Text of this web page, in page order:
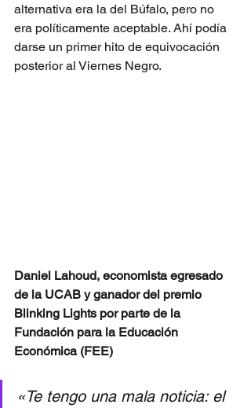
alternativa era la del Búfalo, pero no
era políticamente aceptable. Ahí podía
darse un primer hito de equivocación
posterior al Viernes Negro.
Daniel Lahoud, economista egresado
de la UCAB y ganador del premio
Blinking Lights por parte de la
Fundación para la Educación
Económica (FEE)
«Te tengo una mala noticia: el